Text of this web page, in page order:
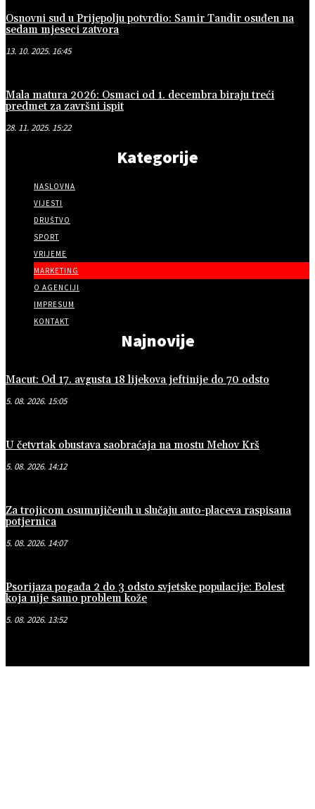
Osnovni sud u Prijepolju potvrdio: Samir Tandir osuđen na
sedam mjeseci zatvora
13. 10. 2025. 16:45
Mala matura 2026: Osmaci od 1. decembra biraju treći
predmet za završni ispit
28. 11. 2025. 15:22
Kategorije
NASLOVNA
VIJESTI
DRUŠTVO
SPORT
VRIJEME
MARKETING
O AGENCIJI
IMPRESUM
KONTAKT
Najnovije
Macut: Od 17. avgusta 18 lijekova jeftinije do 70 odsto
5. 08. 2026. 15:05
U četvrtak obustava saobraćaja na mostu Mehov Krš
5. 08. 2026. 14:12
Za trojicom osumnjičenih u slučaju auto-placeva raspisana
potjernica
5. 08. 2026. 14:07
Psorijaza pogađa 2 do 3 odsto svjetske populacije: Bolest
koja nije samo problem kože
5. 08. 2026. 13:52